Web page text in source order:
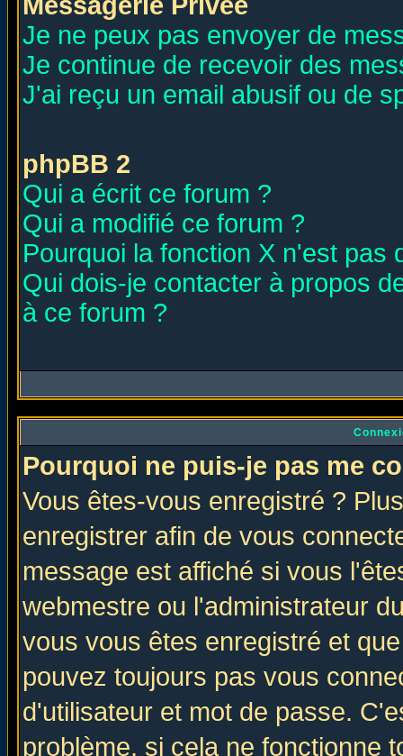
Je ne peux pas envoyer de
Je continue de recevoir des
J'ai reçu un email abusif ou de
phpBB 2
Qui a écrit ce forum ?
Qui a modifié ce forum ?
Pourquoi la fonction X n'est pas
Qui dois-je contacter à propos
à ce forum ?
Pourquoi ne puis-je pas me
Vous êtes-vous enregistré ?
enregistrer afin de vous
message est affiché si vous
webmestre ou l'administrateur
vous vous êtes enregistré et
pouvez toujours pas vous
d'utilisateur et mot de passe.
problème, si cela ne fonctionne